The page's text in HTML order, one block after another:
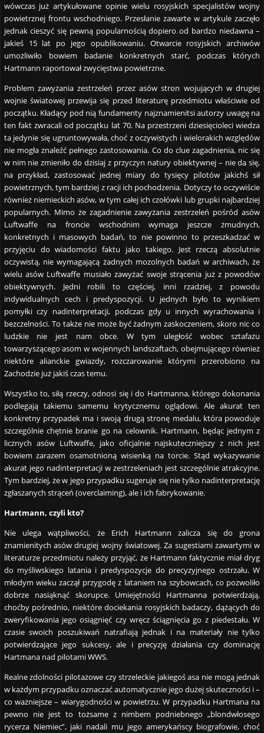
wówczas już artykułowane opinie wielu rosyjskich specjalistów wojny
powietrznej frontu wschodniego. Przesłanie zawarte w artykule zaczęło
jednak cieszyć się pewną popularnością dopiero od bardzo niedawna –
jakieś 15 lat po jego opublikowaniu. Otwarcie rosyjskich archiwów
umożliwiło bowiem badanie konkretnych starć, podczas których
Hartmann raportował zwycięstwa powietrzne.
Problem zawyżania zestrzeleń przez asów stron wojujących w drugiej
wojnie światowej przewija się przed literaturę przedmiotu właściwie od
początku. Kładący pod nią fundamenty najznamienitsi autorzy uwagę na
ten fakt zwracali od początku lat 70. Na przestrzeni dziesięcioleci wiedza
ta jedynie się ugruntowywała, choć z oczywistych i wielorakich względów
nie mogła znaleźć pełnego zastosowania. Co do clue zagadnienia, nic się
w nim nie zmieniło do dzisiaj z przyczyn natury obiektywnej – nie da się,
na przykład, zastosować jednej miary do tysięcy pilotów jakichś sił
powietrznych, tym bardziej z racji ich pochodzenia. Dotyczy to oczywiście
również niemieckich asów, w tym całej ich czołówki lub grupki najbardziej
popularnych. Mimo że zagadnienie zawyżania zestrzeleń pośród asów
Luftwaffe na froncie wschodnim wymaga jeszcze żmudnych,
konkretnych i masowych badań, to nie powinno to przeszkadzać w
przyjęciu do wiadomości faktu jako takiego. Jest rzeczą absolutnie
oczywistą, nie wymagającą żadnych mozolnych badań w archiwach, że
wielu asów Luftwaffe musiało zawyżać swoje strącenia już z powodów
obiektywnych. Jedni robili to częściej, inni rzadziej, z powodu
indywidualnych cech i predyspozycji. U jednych było to wynikiem
pomyłki czy nadinterpretacji, podczas gdy u innych wyrachowania i
bezczelności. To także nie może być żadnym zaskoczeniem, skoro nic co
ludzkie nie jest nam obce. W tym uległość wobec sztafażu
towarzyszącego asom w wojennych landszaftach, obejmującego również
niektóre alianckie gwiazdy, rozczarowanie którymi przerobiono na
Zachodzie już jakiś czas temu.
Wszystko to, siłą rzeczy, odnosi się i do Hartmanna, którego dokonania
podlegają takiemu samemu krytycznemu oglądowi. Ale akurat ten
konkretny przypadek ma i swoją drugą stronę medalu, która powoduje
szczególnie chętnie branie go na celownik. Hartmann, będąc jednym z
licznych asów Luftwaffe, jako oficjalnie najskuteczniejszy z nich jest
bowiem zarazem osamotnioną wisienką na torcie. Stąd wykazywanie
akurat jego nadinterpretacji w zestrzeleniach jest szczególnie atrakcyjne.
Tym bardziej, że w jego przypadku sugeruje się nie tylko nadinterpretację
zgłaszanych strąceń (overclaiming), ale i ich fabrykowanie.
Hartmann, czyli kto?
Nie ulega wątpliwości, że Erich Hartmann zalicza się do grona
znamienitych asów drugiej wojny światowej. Za sugestiami zawartymi w
literaturze przedmiotu należy przyjąć, że Hartmann faktycznie miał dryg
do myśliwskiego latania i predyspozycje do precyzyjnego ostrzału. W
młodym wieku zaczął przygodę z lataniem na szybowcach, co pozwoliło
dobrze nasiąknąć skorupce. Umiejętności Hartmanna potwierdzają,
choćby pośrednio, niektóre dociekania rosyjskich badaczy, dążących do
zweryfikowania jego osiągnięć czy wręcz ściągnięcia go z piedestału. W
czasie swoich poszukiwań natrafiają jednak i na materiały nie tylko
potwierdzające jego sukcesy, ale i precyzję działania czy dominację
Hartmana nad pilotami WWS.
Realne zdolności pilotażowe czy strzeleckie jakiegoś asa nie mogą jednak
w każdym przypadku oznaczać automatycznie jego dużej skuteczności i –
co ważniejsze – wiarygodności w powietrzu. W przypadku Hartmana na
pewno nie jest to tożsame z nimbem podniebnego „blondwłosego
rycerza Niemiec”, jaki nadali mu jego amerykańscy biografowie, choć